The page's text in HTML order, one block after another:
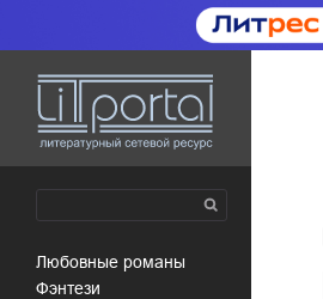
любовные романы
фэнтези